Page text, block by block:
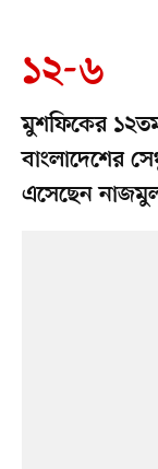
১২-৬
মুশফিকের ১২তম
বাংলাদেশের
এসেছেন